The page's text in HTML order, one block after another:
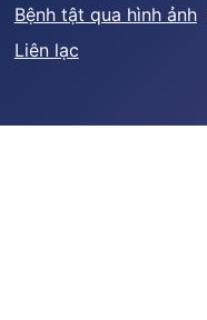
Bệnh tật qua hình ảnh
Liên lạc